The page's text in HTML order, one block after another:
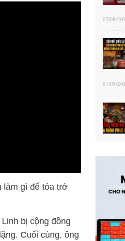
làm gì để tỏa trở
bị cộng đồng
Cuối cùng, ông
07/08/
07/08/